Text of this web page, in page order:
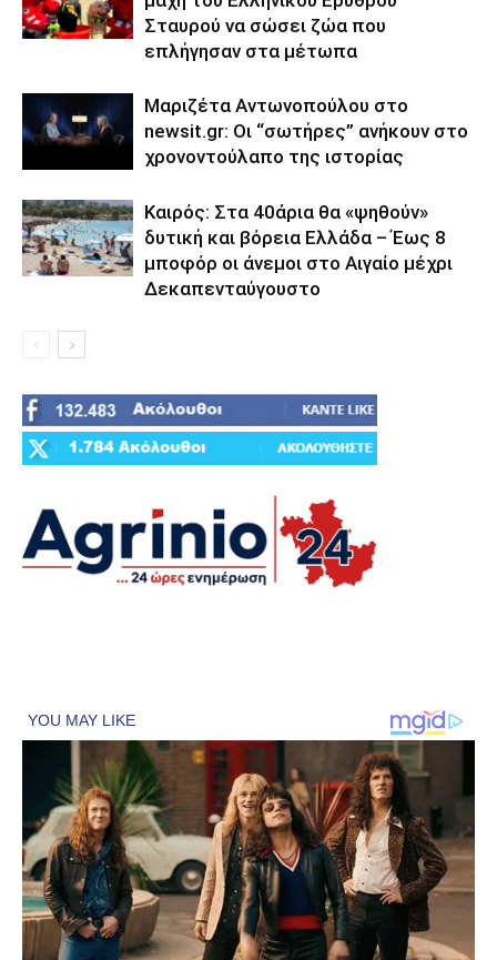
Σταυρού να σώσει ζώα που
επλήγησαν στα μέτωπα
Μαριζέτα Αντωνοπούλου στο
newsit.gr: Οι “σωτήρες” ανήκουν στο
χρονοντούλαπο της ιστορίας
Καιρός: Στα 40άρια θα «ψηθούν»
δυτική και βόρεια Ελλάδα – Έως 8
μποφόρ οι άνεμοι στο Αιγαίο μέχρι
Δεκαπενταύγουστο